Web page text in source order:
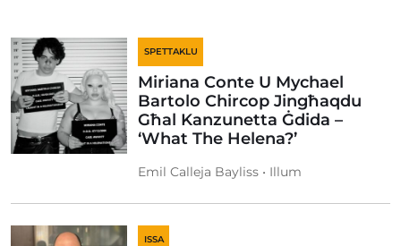
SPETTAKLU
Miriana Conte U Mychael
Bartolo Chircop Jingħaqdu
Għal Kanzunetta Ġdida –
‘What The Helena?’
Emil Calleja Bayliss • Illum
ISSA